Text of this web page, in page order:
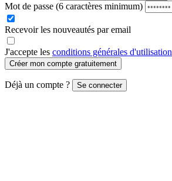
Mot de passe (6 caractères minimum)
Recevoir les nouveautés par email
J'accepte les conditions générales d'utilisation
Créer mon compte gratuitement
Déjà un compte ? Se connecter